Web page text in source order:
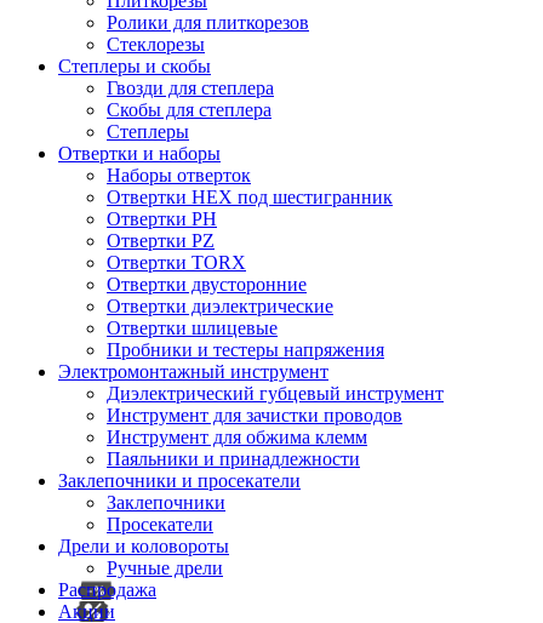
Ролики для плиткорезов
Стеклорезы
Степлеры и скобы
Гвозди для степлера
Скобы для степлера
Степлеры
Отвертки и наборы
Наборы отверток
Отвертки HEX под шестигранник
Отвертки PH
Отвертки PZ
Отвертки TORX
Отвертки двусторонние
Отвертки диэлектрические
Отвертки шлицевые
Пробники и тестеры напряжения
Электромонтажный инструмент
Диэлектрический губцевый инструмент
Инструмент для зачистки проводов
Инструмент для обжима клемм
Паяльники и принадлежности
Заклепочники и просекатели
Заклепочники
Просекатели
Дрели и коловороты
Ручные дрели
Распродажа
Акции